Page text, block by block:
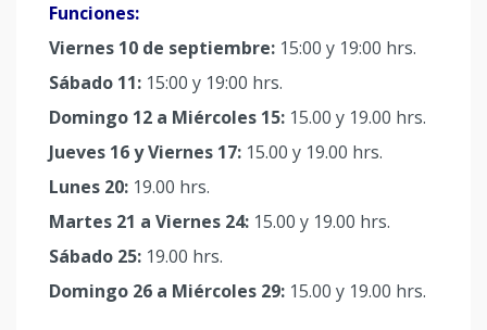
Funciones:
Viernes 10 de septiembre: 15:00 y 19:00 hrs.
Sábado 11: 15:00 y 19:00 hrs.
Domingo 12 a Miércoles 15: 15.00 y 19.00 hrs.
Jueves 16 y Viernes 17: 15.00 y 19.00 hrs.
Lunes 20: 19.00 hrs.
Martes 21 a Viernes 24: 15.00 y 19.00 hrs.
Sábado 25: 19.00 hrs.
Domingo 26 a Miércoles 29: 15.00 y 19.00 hrs.